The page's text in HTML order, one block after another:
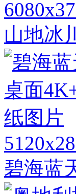
山地冰
碧海蓝